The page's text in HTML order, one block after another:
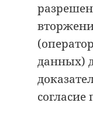
данных)
согласие